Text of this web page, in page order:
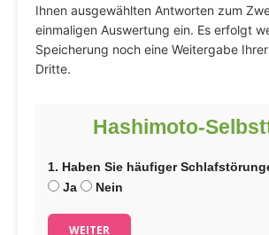
Ihnen ausgewählten Antworten zum
einmaligen Auswertung ein. Es erfolgt
Speicherung noch eine Weitergabe
Dritte.
Hashimoto-
1. Haben Sie häufiger
Ja
Nein
WEITER